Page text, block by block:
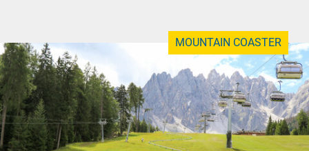
MOUNTAIN COASTER